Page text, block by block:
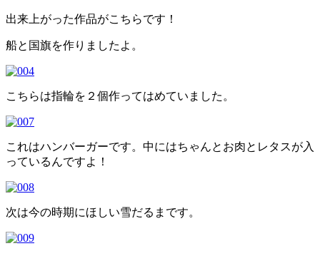
出来上がった作品がこちらです！
船と国旗を作りましたよ。
こちらは指輪を２個作ってはめていました。
これはハンバーガーです。中にはちゃんとお肉とレタスが入
っているんですよ！
次は今の時期にほしい雪だるまです。